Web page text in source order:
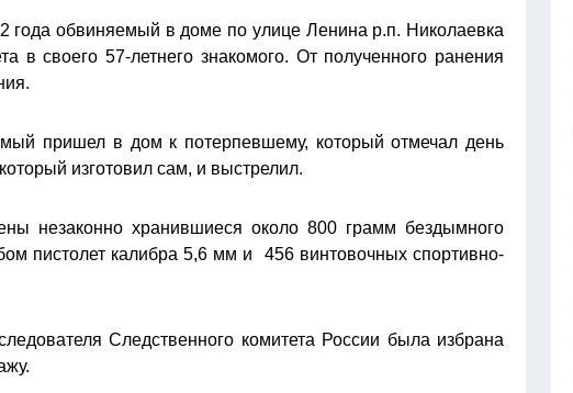
года обвиняемый в доме по улице Ленина р.п. Николаевка
в своего 57-летнего знакомого. От полученного ранения
пришел в дом к потерпевшему, который отмечал день
изготовил сам, и выстрелил.
незаконно хранившиеся около 800 грамм бездымного
пистолет калибра 5,6 мм и 456 винтовочных спортивно-
Следственного комитета России была избрана